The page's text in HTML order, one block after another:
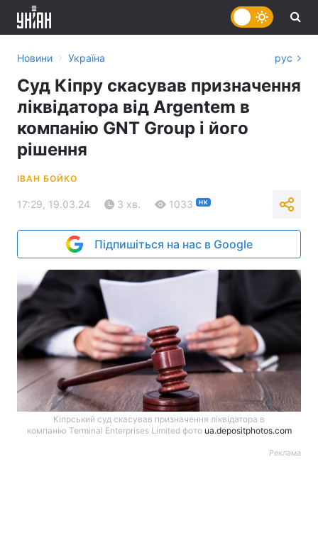
Новини › Україна рус
Суд Кіпру скасував призначення
ліквідатора від Argentem в
компанію GNT Group і його
рішення
ІВАН БОЙКО
17:29, 19.03.24 3 хв. 1033 НК
Підпишіться на нас в Google
Кіпрський суд скасував призначення ліквідатора в
компанію Terminal Enterprises Limited фото ua.depositphotos.com
Реклама